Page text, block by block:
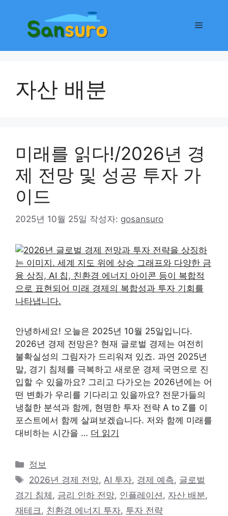
메
자산 배분
미래를 읽다!/2026년 경
제 전망 및 성공 투자 가
이드
2025년 10월 25일 작성자: gosansuro
안녕하세요! 오늘은 2025년 10월 25일입니다.
2026년 경제 전망은? 현재 글로벌 경제는 여전히
불확실성의 그림자가 드리워져 있죠. 과연 2025년
말, 경기 침체를 극복하고 새로운 경제 국면으로 진
입할 수 있을까요? 그리고 다가오는 2026년에는 어
떤 변화가 우리를 기다리고 있을까요? 전문가들의
냉철한 분석과 함께, 현명한 투자 전략 A to Z를 이
포스트에서 함께 살펴보겠습니다. 저와 함께 미래를
대비하는 시간을 … 더 읽기
카
테
리
정보
태
그
2026년 경제 전망, AI 투자, 경제 예측, 글로벌
경기 침체 , 금리 인하 전망, 인플레이션 , 자산 배분,
재테크 , 친환경 에너지 투자, 투자 전략